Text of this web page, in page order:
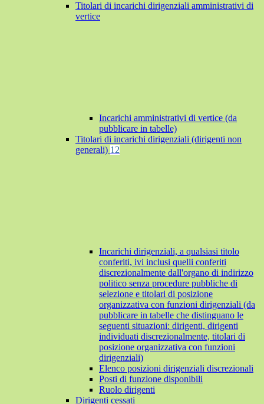
Titolari di incarichi dirigenziali amministrativi di
vertice
Incarichi amministrativi di vertice (da
pubblicare in tabelle)
Titolari di incarichi dirigenziali (dirigenti non
generali) 12
Incarichi dirigenziali, a qualsiasi titolo
conferiti, ivi inclusi quelli conferiti
discrezionalmente dall'organo di indirizzo
politico senza procedure pubbliche di
selezione e titolari di posizione
organizzativa con funzioni dirigenziali (da
pubblicare in tabelle che distinguano le
seguenti situazioni: dirigenti, dirigenti
individuati discrezionalmente, titolari di
posizione organizzativa con funzioni
dirigenziali)
Elenco posizioni dirigenziali discrezionali
Posti di funzione disponibili
Ruolo dirigenti
Dirigenti cessati